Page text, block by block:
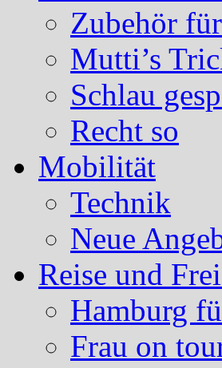
Zubehör
Mutti’s
Schlau
Recht so
Mobilität
Technik
Neue
Reise und
Hamburg
Frau on